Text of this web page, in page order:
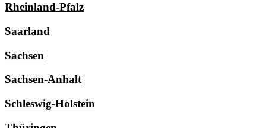
Rheinland-Pfalz
Saarland
Sachsen
Sachsen-Anhalt
Schleswig-Holstein